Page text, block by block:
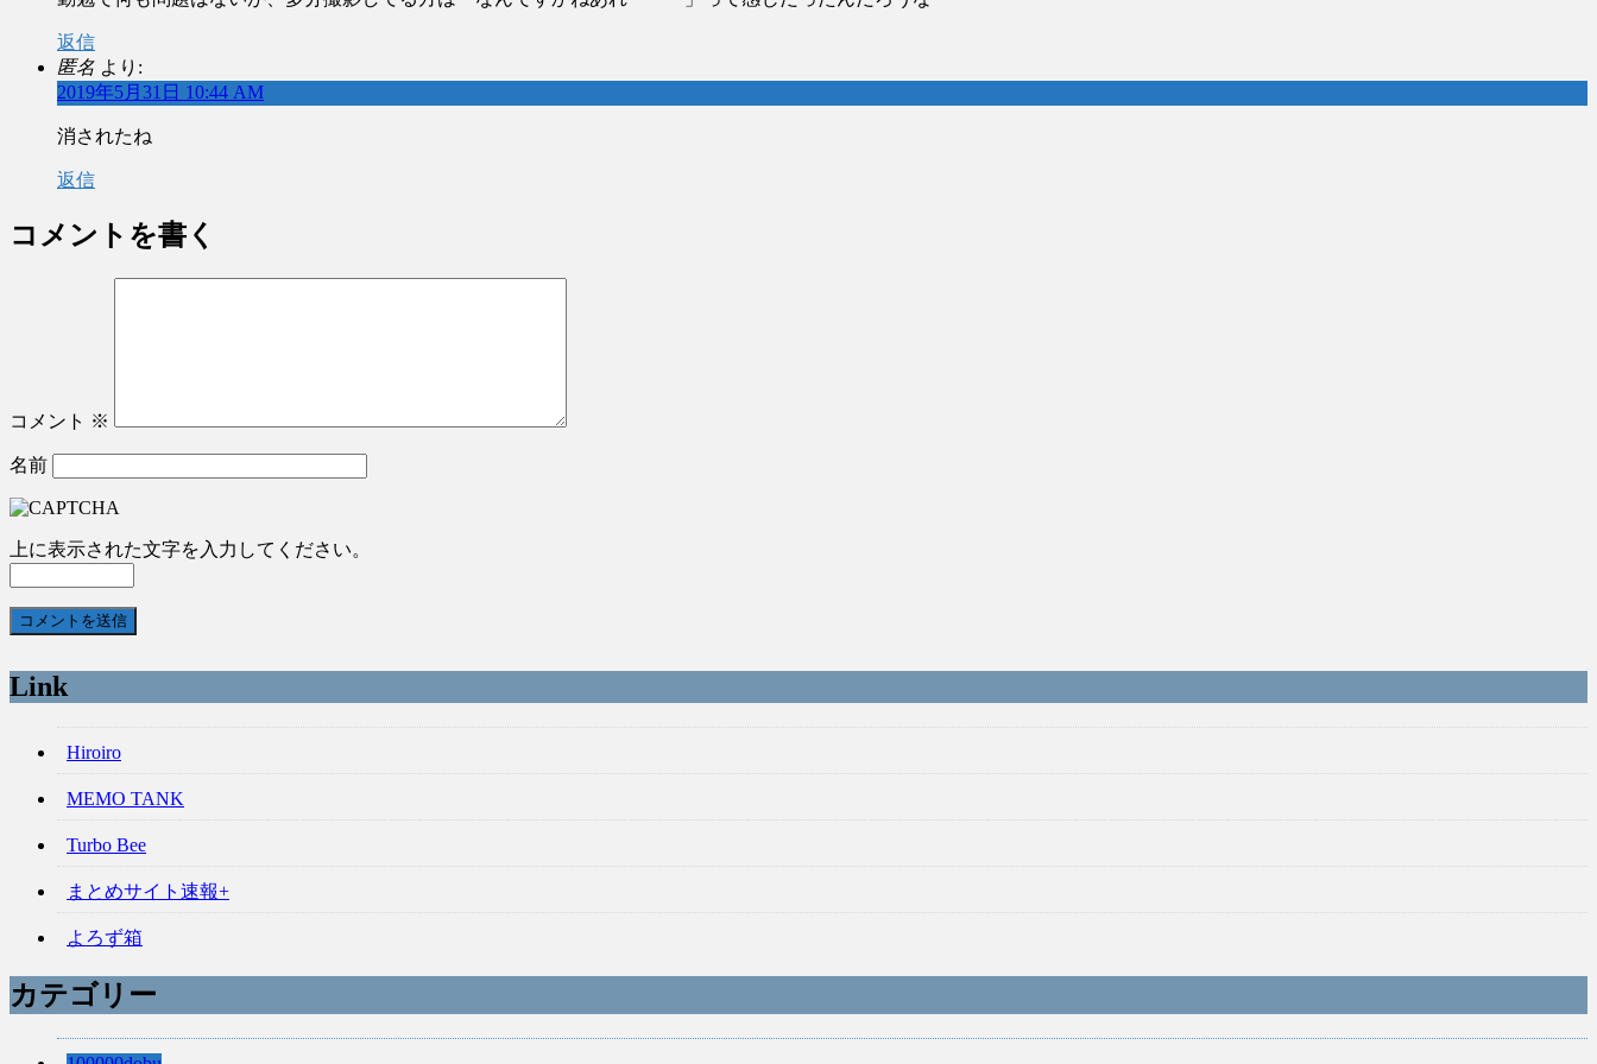
返信
匿名 より:
2019年5月31日 10:44 AM
消されたね
返信
コメントを書く
コメント ※
名前
上に表示された文字を入力してください。
Link
Hiroiro
MEMO TANK
Turbo Bee
まとめサイト速報+
よろず箱
カテゴリー